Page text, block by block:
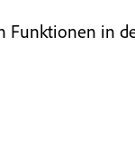
Funktionen in